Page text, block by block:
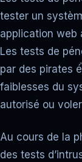
tester un
application web
Les tests de
par des pirates
faiblesses du
autorisé ou
Au cours de la
des tests